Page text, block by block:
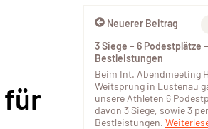
für
Neuerer Beitrag
3 Siege – 6 Podestplätze
Bestleistungen
Beim Int. Abendmeeting
Weitsprung in Lustenau
unsere Athleten 6
davon 3 Siege, sowie 3
Bestleistungen.